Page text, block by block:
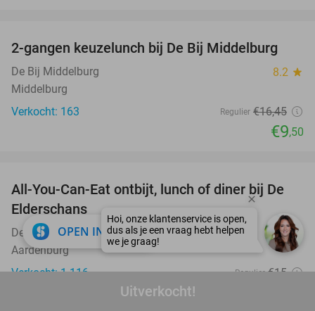
Uitverkocht!
42%
2-gangen keuzelunch bij De Bij Middelburg
De Bij Middelburg 8.2 star
Middelburg
Verkocht: 163
Regulier €16,45
€9,50
34%
All-You-Can-Eat ontbijt, lunch of diner bij De
Elderschans
De Elderschans 8.3star
Aardenburg
Verkocht: 1.116
Regulier €15
OPEN IN APP close